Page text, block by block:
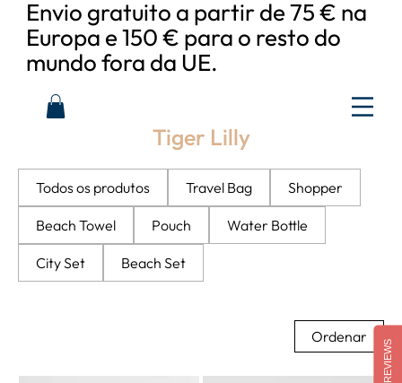
Envio gratuito a partir de 75 € na
Europa e 150 € para o resto do
mundo fora da UE.
Tiger Lilly
Todos os produtos Travel Bag Shopper
Beach Towel Pouch Water Bottle
City Set Beach Set
Ordenar
REVIEWS